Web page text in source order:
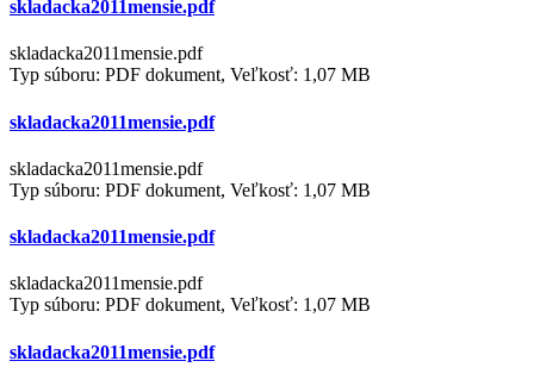
skladacka2011mensie.pdf
skladacka2011mensie.pdf
Typ súboru: PDF dokument, Veľkosť: 1,07 MB
skladacka2011mensie.pdf
skladacka2011mensie.pdf
Typ súboru: PDF dokument, Veľkosť: 1,07 MB
skladacka2011mensie.pdf
skladacka2011mensie.pdf
Typ súboru: PDF dokument, Veľkosť: 1,07 MB
skladacka2011mensie.pdf